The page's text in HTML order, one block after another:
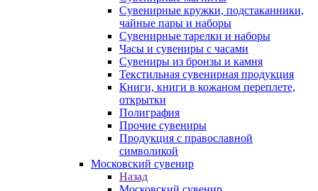
Сувенирные кружки, подстаканники,
чайные пары и наборы
Сувенирные тарелки и наборы
Часы и сувениры с часами
Сувениры из бронзы и камня
Текстильная сувенирная продукция
Книги, книги в кожаном переплете,
открытки
Полиграфия
Прочие сувениры
Продукция с православной
символикой
Московский сувенир
Назад